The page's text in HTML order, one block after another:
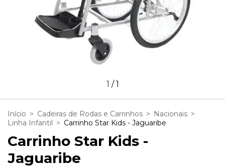
1 /1
Início > Cadeiras de Rodas e Carrinhos > Nacionais >
Linha Infantil > Carrinho Star Kids - Jaguaribe
Carrinho Star Kids -
Jaguaribe